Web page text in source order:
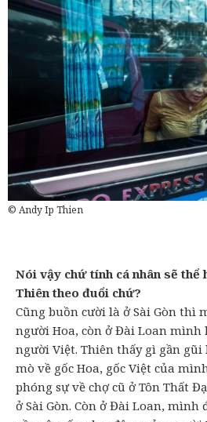
© Andy Ip Thien
Nói vậy chứ tính cá nhân sẽ thể
Thiên theo đuổi chứ?
Cũng buồn cười là ở Sài Gòn thì
người Hoa, còn ở Đài Loan mình
người Việt. Thiên thấy gì gần gũi
mò về gốc Hoa, gốc Việt của
phóng sự về chợ cũ ở Tôn Thất
ở Sài Gòn. Còn ở Đài Loan, mình